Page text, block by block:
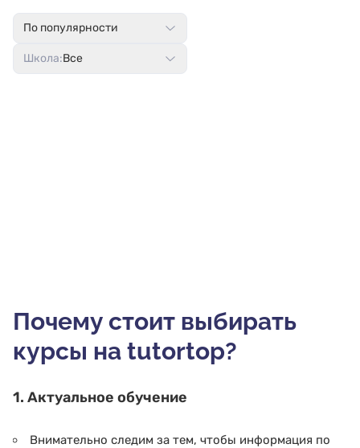
По популярности
Школа:Все
Почему стоит выбирать
курсы на tutortop?
1. Актуальное обучение
Внимательно следим за тем, чтобы информация по